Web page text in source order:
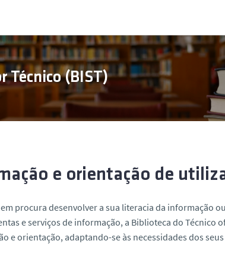
Técnico (BIST)
e orientação de
procura desenvolver a sua literacia da informação
e serviços de informação, a Biblioteca do Técnico
e orientação, adaptando-se às necessidades dos